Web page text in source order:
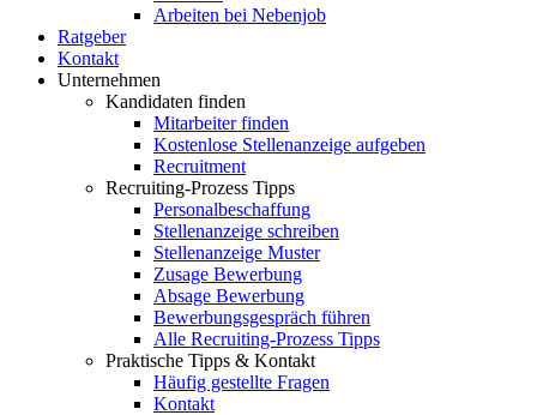
Arbeiten bei Nebenjob
Ratgeber
Kontakt
Unternehmen
Kandidaten finden
Mitarbeiter finden
Kostenlose Stellenanzeige aufgeben
Recruitment
Recruiting-Prozess Tipps
Personalbeschaffung
Stellenanzeige schreiben
Stellenanzeige Muster
Zusage Bewerbung
Absage Bewerbung
Bewerbungsgespräch führen
Alle Recruiting-Prozess Tipps
Praktische Tipps & Kontakt
Häufig gestellte Fragen
Kontakt